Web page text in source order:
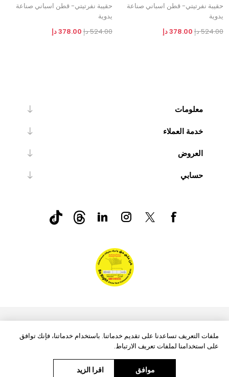
حقيبة نفرتيتي- قطن اسباني صناعة
يدوية
524.00 دإ
378.00 دإ
حقيبة نفرتيتي- قطن اسباني صناعة
يدوية
524.00 دإ
378.00 دإ
معلومات
خدمة العملاء
العروض
حسابي
حقوق الطبع والنشر © 2026 Aftags. جميع الحقوق محفوظة.
ملفات التعريف تساعدنا على تقديم خدماتنا. باستخدام خدماتنا، فإنك توافق
على استخدامنا لملفات تعريف الارتباط.
موافق اقرا الزيد